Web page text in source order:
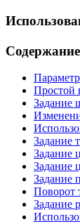
Содержание
Простой
Задание
Задание
Задание
Задание
Задание
Поворот
Задание